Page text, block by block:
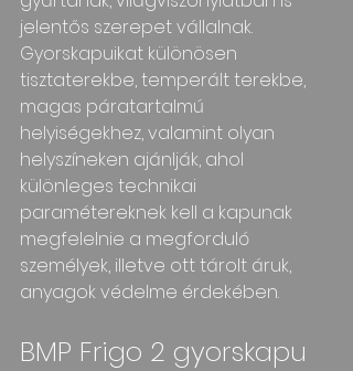
jelentős szerepet vállalnak.
Gyorskapuikat különösen
tisztaterekbe, temperált terekbe,
magas páratartalmú
helyiségekhez, valamint olyan
helyszíneken ajánlják, ahol
különleges technikai
paramétereknek kell a kapunak
megfelelnie a megforduló
személyek, illetve ott tárolt áruk,
anyagok védelme érdekében.
BMP Frigo 2 gyorskapu